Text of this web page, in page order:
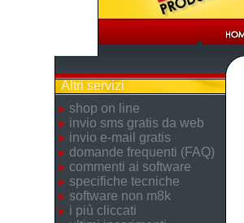
Altri servizi
shop on line
invio sms gratis da web
invio e-mail gratis
domande frequenti (FAQ)
commenti ai software
specifiche tecniche
software non m8k
i più cliccati